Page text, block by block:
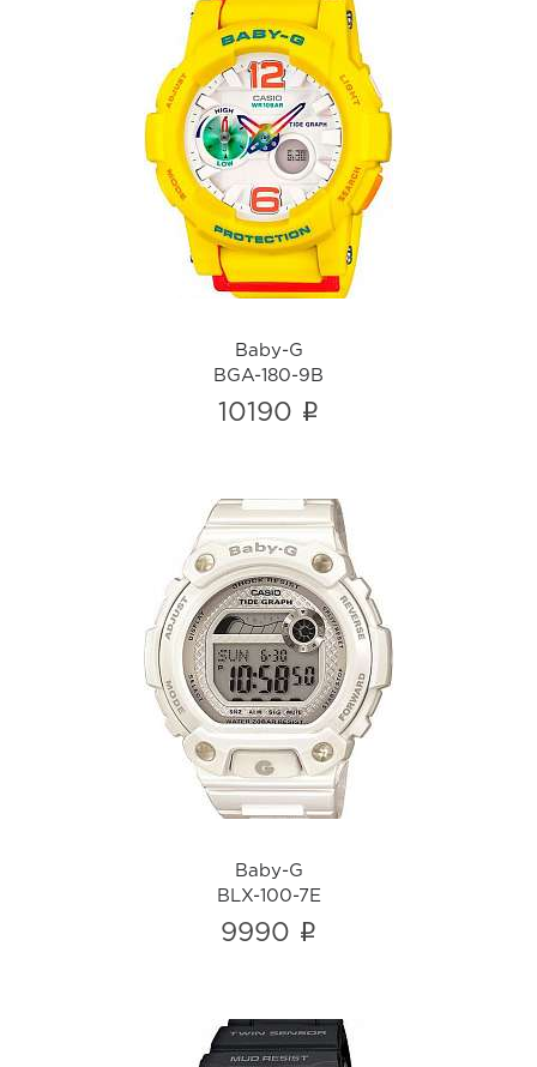
Baby-G
BGA-180-9B
i
Baby-G
BGA-180-9B
10190 i
Baby-G
BLX-100-7E
i
Baby-G
BLX-100-7E
9990 i